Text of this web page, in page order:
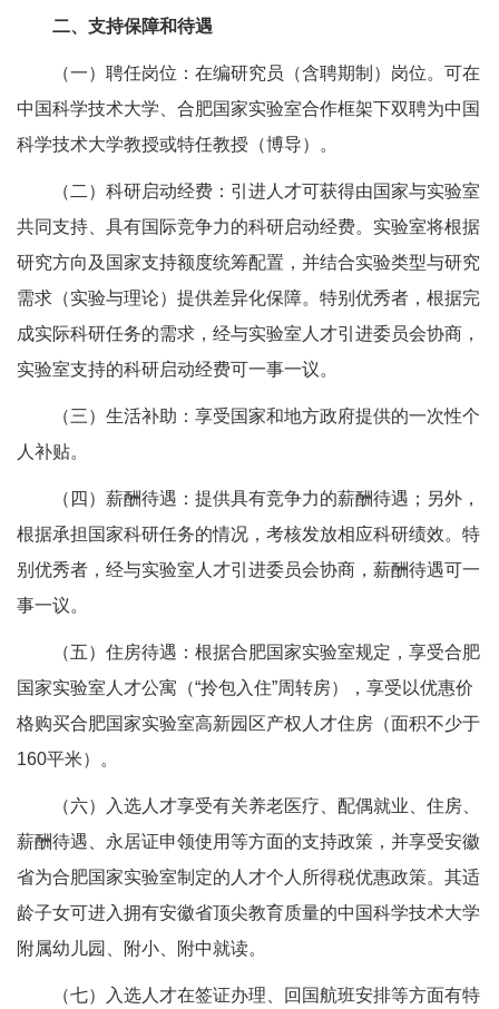
二、支持保障和待遇
（一）聘任岗位：在编研究员（含聘期制）岗位。可在
中国科学技术大学、合肥国家实验室合作框架下双聘为中国
科学技术大学教授或特任教授（博导）。
（二）科研启动经费：引进人才可获得由国家与实验室
共同支持、具有国际竞争力的科研启动经费。实验室将根据
研究方向及国家支持额度统筹配置，并结合实验类型与研究
需求（实验与理论）提供差异化保障。特别优秀者，根据完
成实际科研任务的需求，经与实验室人才引进委员会协商，
实验室支持的科研启动经费可一事一议。
（三）生活补助：享受国家和地方政府提供的一次性个
人补贴。
（四）薪酬待遇：提供具有竞争力的薪酬待遇；另外，
根据承担国家科研任务的情况，考核发放相应科研绩效。特
别优秀者，经与实验室人才引进委员会协商，薪酬待遇可一
事一议。
（五）住房待遇：根据合肥国家实验室规定，享受合肥
国家实验室人才公寓（“拎包入住”周转房），享受以优惠价
格购买合肥国家实验室高新园区产权人才住房（面积不少于
160平米）。
（六）入选人才享受有关养老医疗、配偶就业、住房、
薪酬待遇、永居证申领使用等方面的支持政策，并享受安徽
省为合肥国家实验室制定的人才个人所得税优惠政策。其适
龄子女可进入拥有安徽省顶尖教育质量的中国科学技术大学
附属幼儿园、附小、附中就读。
（七）入选人才在签证办理、回国航班安排等方面有特